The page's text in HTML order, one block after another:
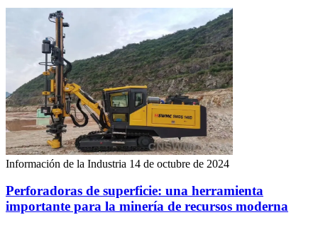
Información de la Industria 14 de octubre de 2024
Perforadoras de superficie: una herramienta
importante para la minería de recursos moderna